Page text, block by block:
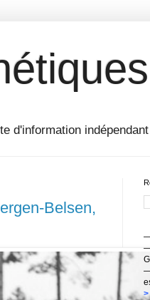
d'information indépendant
Belsen,
—
—